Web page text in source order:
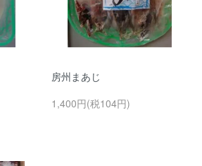
房州まあじ
1,400円(税104円)